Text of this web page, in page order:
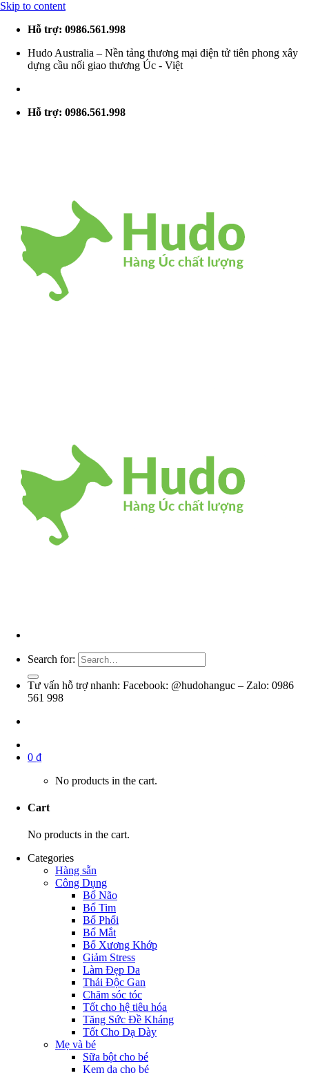
Skip to content
Hỗ trợ: 0986.561.998
Hudo Australia – Nền tảng thương mại điện tử tiên phong xây
dựng cầu nối giao thương Úc - Việt
Hỗ trợ: 0986.561.998
Search for:
Tư vấn hỗ trợ nhanh: Facebook: @hudohanguc – Zalo: 0986
561 998
0 ₫
No products in the cart.
Cart
No products in the cart.
Categories
Hàng sẵn
Công Dụng
Bổ Não
Bổ Tim
Bổ Phổi
Bổ Mắt
Bổ Xương Khớp
Giảm Stress
Làm Đẹp Da
Thải Độc Gan
Chăm sóc tóc
Tốt cho hệ tiêu hóa
Tăng Sức Đề Kháng
Tốt Cho Dạ Dày
Mẹ và bé
Sữa bột cho bé
Kem da cho bé